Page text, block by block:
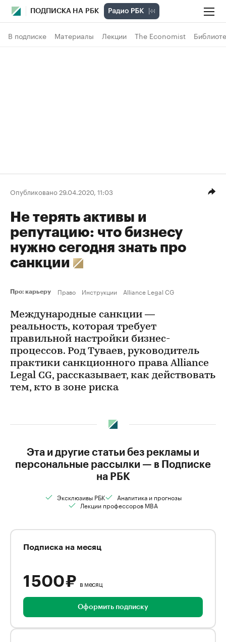
ПОДПИСКА НА РБК
В подписке Материалы Лекции The Economist
Опубликовано 29.04.2020, 11:03
Не терять активы и
репутацию: что бизнесу
нужно сегодня знать про
санкции
Про: карьеру Право Инструкции Alliance Legal CG
Международные санкции —
реальность, которая требует
правильной настройки бизнес-
процессов. Род Туваев, руководитель
практики санкционного права Alliance
Legal CG, рассказывает, как действовать
тем, кто в зоне риска
Эта и другие статьи без рекламы и
персональные рассылки — в Подписке
на РБК
Эксклюзивы РБК
Аналитика и прогнозы
Лекции профессоров MBA
Подписка на месяц
1 500 ₽ в месяц
Оформить подписку